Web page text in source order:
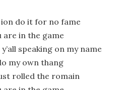
do it for no fame
are in the game
speaking on my name
my own thang
rolled the romain